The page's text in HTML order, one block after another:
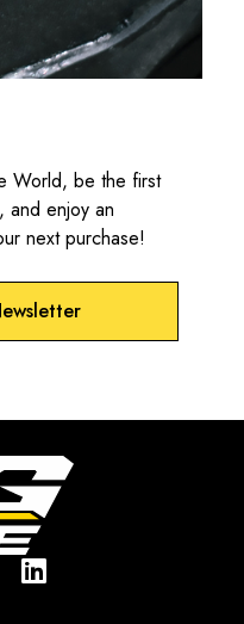
World, be the first
and enjoy an
next purchase!